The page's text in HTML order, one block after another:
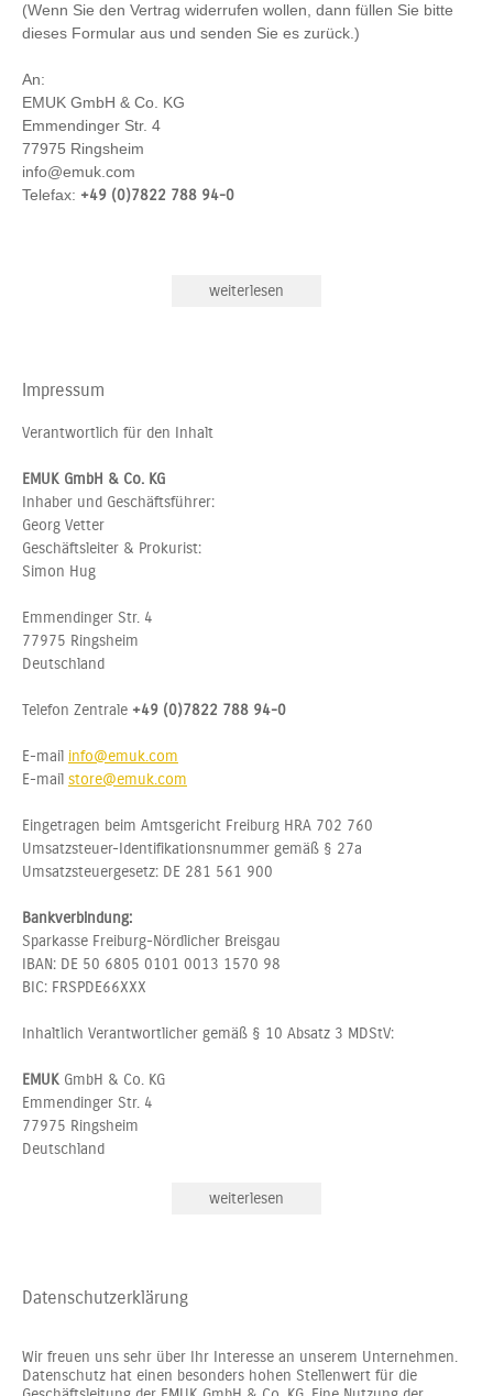
(Wenn Sie den Vertrag widerrufen wollen, dann füllen Sie bitte
dieses Formular aus und senden Sie es zurück.)
An:
EMUK GmbH & Co. KG
Emmendinger Str. 4
77975 Ringsheim
info@emuk.com
Telefax: +49 (0)7822 788 94-0
weiterlesen
Impressum
Verantwortlich für den Inhalt
EMUK GmbH & Co. KG
Inhaber und Geschäftsführer:
Georg Vetter
Geschäftsleiter & Prokurist:
Simon Hug
Emmendinger Str. 4
77975 Ringsheim
Deutschland
Telefon Zentrale +49 (0)7822 788 94-0
E-mail info@emuk.com
E-mail store@emuk.com
Eingetragen beim Amtsgericht Freiburg HRA 702 760
Umsatzsteuer-Identifikationsnummer gemäß § 27a
Umsatzsteuergesetz: DE 281 561 900
Bankverbindung:
Sparkasse Freiburg-Nördlicher Breisgau
IBAN: DE 50 6805 0101 0013 1570 98
BIC: FRSPDE66XXX
Inhaltlich Verantwortlicher gemäß § 10 Absatz 3 MDStV:
EMUK GmbH & Co. KG
Emmendinger Str. 4
77975 Ringsheim
Deutschland
weiterlesen
Datenschutzerklärung
Wir freuen uns sehr über Ihr Interesse an unserem Unternehmen.
Datenschutz hat einen besonders hohen Stellenwert für die